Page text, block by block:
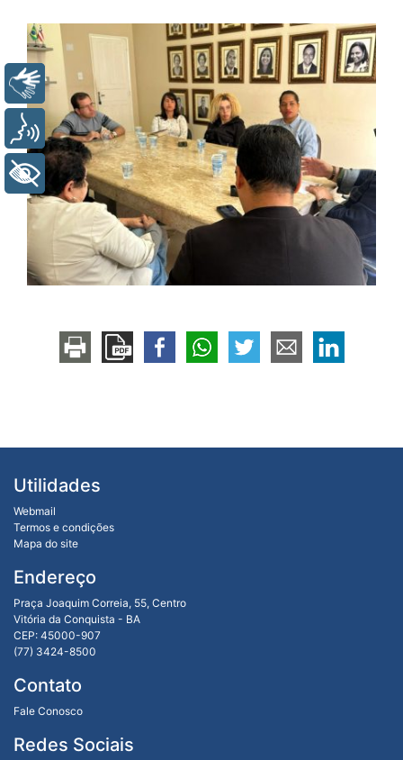
Utilidades
Webmail
Termos e condições
Mapa do site
Endereço
Praça Joaquim Correia, 55, Centro
Vitória da Conquista - BA
CEP: 45000-907
(77) 3424-8500
Contato
Fale Conosco
Redes Sociais
Libras
Voz
+ Acessibilidade